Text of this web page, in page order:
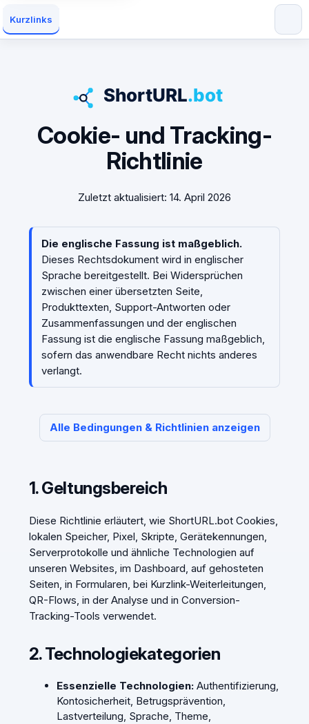
Kurzlinks
Cookie- und Tracking-
Richtlinie
Zuletzt aktualisiert: 14. April 2026
Die englische Fassung ist maßgeblich.
Dieses Rechtsdokument wird in englischer
Sprache bereitgestellt. Bei Widersprüchen
zwischen einer übersetzten Seite,
Produkttexten, Support-Antworten oder
Zusammenfassungen und der englischen
Fassung ist die englische Fassung maßgeblich,
sofern das anwendbare Recht nichts anderes
verlangt.
Alle Bedingungen & Richtlinien anzeigen
1. Geltungsbereich
Diese Richtlinie erläutert, wie ShortURL.bot Cookies,
lokalen Speicher, Pixel, Skripte, Gerätekennungen,
Serverprotokolle und ähnliche Technologien auf
unseren Websites, im Dashboard, auf gehosteten
Seiten, in Formularen, bei Kurzlink-Weiterleitungen,
QR-Flows, in der Analyse und in Conversion-
Tracking-Tools verwendet.
2. Technologiekategorien
Essenzielle Technologien:Authentifizierung,
Kontosicherheit, Betrugsprävention,
Lastverteilung, Sprache, Theme,